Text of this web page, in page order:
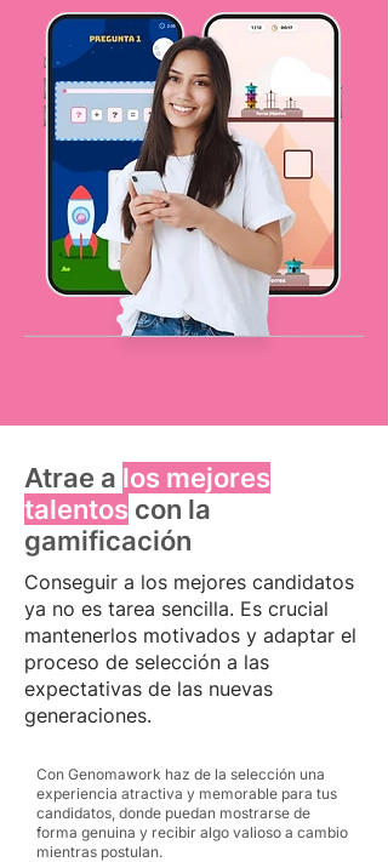
Atrae a los mejores
talentos con la
gamificación
Conseguir a los mejores candidatos
ya no es tarea sencilla. Es crucial
mantenerlos motivados y adaptar el
proceso de selección a las
expectativas de las nuevas
generaciones.
Con Genomawork haz de la selección una
experiencia atractiva y memorable para tus
candidatos, donde puedan mostrarse de
forma genuina y recibir algo valioso a cambio
mientras postulan.